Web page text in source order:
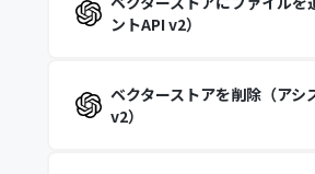
ントAPI v2）
ベクターストアを削除（アシ
v2）